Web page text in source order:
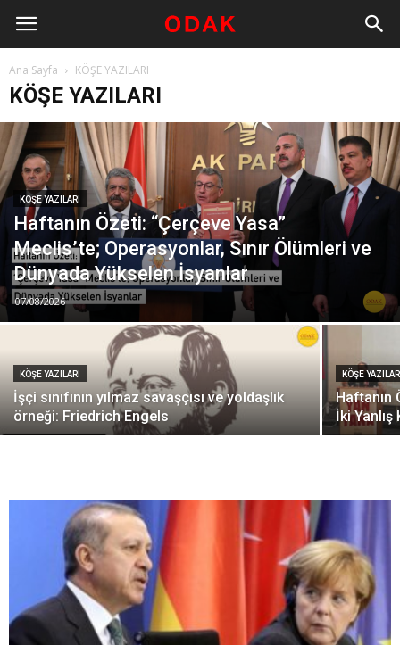
Ana Sayfa KÖŞE YAZILARI
KÖŞE YAZILARI
KÖŞE YAZILARI
Haftanın Özeti: “Çerçeve Yasa”
Meclis’te; Operasyonlar, Sınır Ölümleri ve
Dünyada Yükselen İsyanlar
07/08/2026
KÖŞE YAZILARI
İşçi sınıfının yılmaz savaşçısı ve yoldaşlık
örneği: Friedrich Engels
KÖŞE
Haftanın
İki